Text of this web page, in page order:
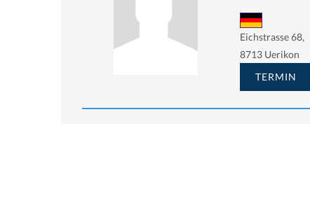
Eichstrasse 68,
8713 Uerikon
TERMIN